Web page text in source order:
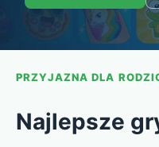
PRZYJAZNA DLA
Najlepsze